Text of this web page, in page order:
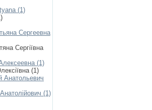
(1)
Сергеевна
Сергіївна
(1)
(1)
Анатольевич
(1)